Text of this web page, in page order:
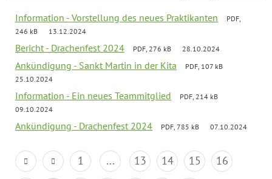
Information - Vorstellung des neues Praktikanten
PDF,
246 kB
13.12.2024
Bericht - Drachenfest 2024 PDF, 276 kB 28.10.2024
Ankündigung - Sankt Martin in der Kita
PDF, 107 kB
25.10.2024
Information - Ein neues Teammitglied
PDF, 214 kB
09.10.2024
Ankündigung - Drachenfest 2024 PDF, 785 kB 07.10.2024
1 ... 13 14 15
16